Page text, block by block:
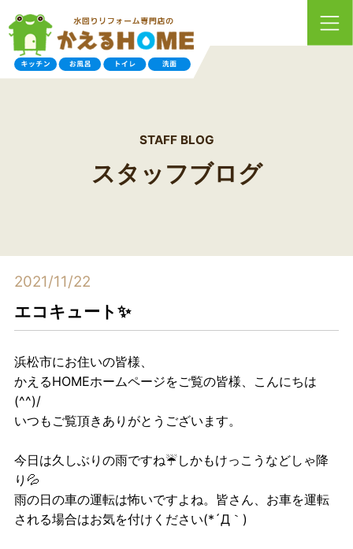
STAFF BLOG
スタッフブログ
2021/11/22
エコキュート✨
浜松市にお住いの皆様、
かえるHOMEホームページをご覧の皆様、こんにちは
(^^)/
いつもご覧頂きありがとうございます。
今日は久しぶりの雨ですね☔しかもけっこうなどしゃ降
り💦
雨の日の車の運転は怖いですよね。皆さん、お車を運転
される場合はお気を付けください(*´Д｀)